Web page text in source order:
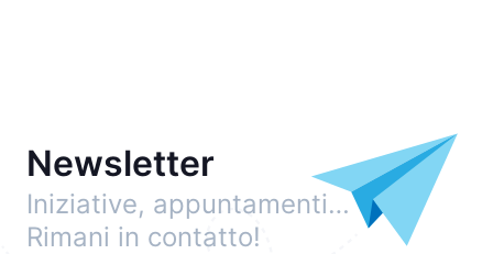
Newsletter
Iniziative, appuntamenti…
Rimani in contatto!